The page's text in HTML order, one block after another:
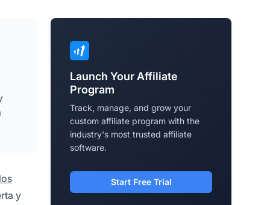
y
Launch Your Affiliate
Program
Track, manage, and grow your
custom affiliate program with the
industry's most trusted affiliate
software.
Start Free Trial